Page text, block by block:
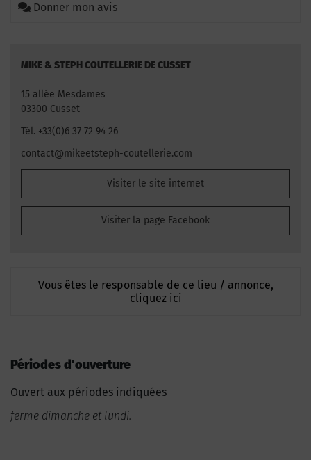
Donner mon avis
MIKE & STEPH COUTELLERIE DE CUSSET
15 allée Mesdames
03300 Cusset
Tél. +33(0)6 37 72 94 26
contact@mikeetsteph-coutellerie.com
Visiter le site internet
Visiter la page Facebook
Vous êtes le responsable de ce lieu / annonce,
cliquez ici
Périodes d'ouverture
Ouvert aux périodes indiquées
ferme dimanche et lundi.